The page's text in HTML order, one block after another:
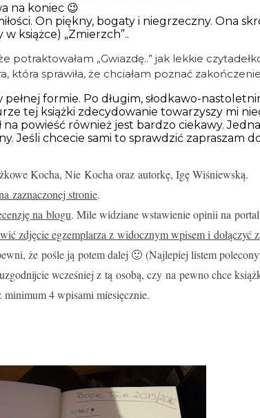
na koniec 😉
On piękny, bogaty i niegrzeczny. Ona
książce) „Zmierzch”..
potraktowałam „Gwiazdę..” jak lekkie
która sprawiła, że chciałam poznać
formie. Po długim, słodkawo-
tej książki zdecydowanie towarzyszy mi
powieść również jest bardzo ciekawy.
Jeśli chcecie sami to sprawdzić zapraszam
Kocha, Nie Kocha oraz autorkę, Igę Wiśniewską.
zaznaczonej stronie.
na blogu. Mile widziane wstawienie opinii na
zdjęcie egzemplarza z widocznym wpisem i dołączyć
że pośle ją potem dalej 🙂 (Najlepiej listem
wcześniej z tą osobą, czy na pewno chce
4 wpisami miesięcznie.